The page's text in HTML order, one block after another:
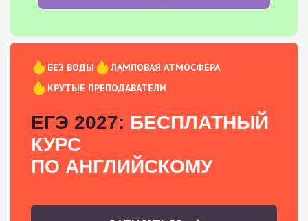
БЕЗ ВОДЫ
ЛАМПОВАЯ АТМОСФЕРА
КРУТЫЕ ПРЕПОДАВАТЕЛИ
ЕГЭ 2027: БЕСПЛАТНЫЙ
КУРС
ПО АНГЛИЙСКОМУ